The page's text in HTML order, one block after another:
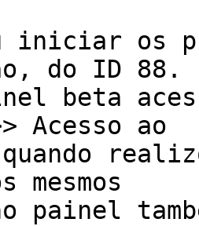
iniciar os
do ID 88.
beta
Acesso ao
painel